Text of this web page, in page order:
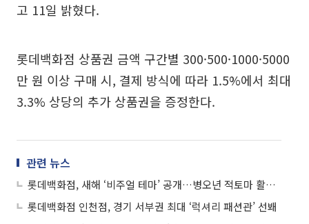
고 11일 밝혔다.
롯데백화점 상품권 금액 구간별 300·500·1000·5000
만 원 이상 구매 시, 결제 방식에 따라 1.5%에서 최대
3.3% 상당의 추가 상품권을 증정한다.
관련 뉴스
롯데백화점, 새해 ‘비주얼 테마’ 공개…병오년 적토마 활력 담다
롯데백화점 인천점, 경기 서부권 최대 ‘럭셔리 패션관’ 선봬